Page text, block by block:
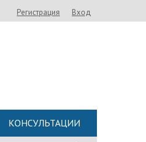
Регистрация Вход
КОНСУЛЬТАЦИИ